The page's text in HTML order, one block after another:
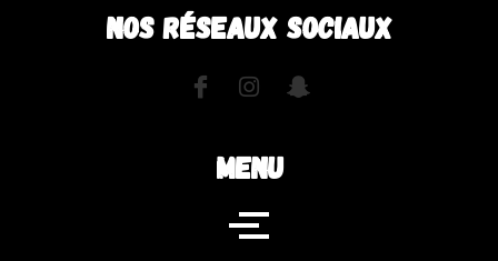
NOS RÉSEAUX SOCIAUX
MENU